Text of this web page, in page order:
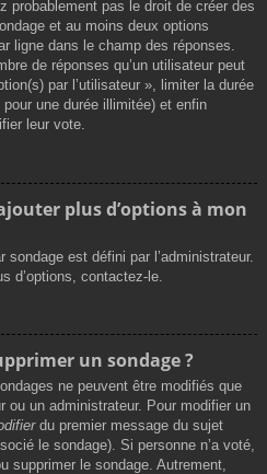
probablement pas le droit de créer des
et au moins deux options
ligne dans le champ des réponses.
de réponses qu’un utilisateur peut
par l’utilisateur », limiter la durée
une durée illimitée) et enfin
leur vote.
plus d’options à mon
sondage est défini par l’administrateur.
d’options, contactez-le.
un sondage ?
ne peuvent être modifiés que
ou un administrateur. Pour modifier un
du premier message du sujet
le sondage). Si personne n’a voté,
supprimer le sondage. Autrement,